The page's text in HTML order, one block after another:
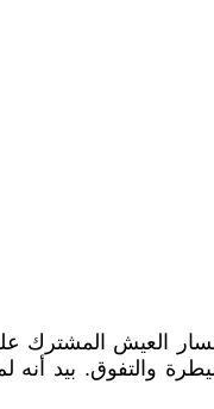
العيش المشترك
والتفوق.